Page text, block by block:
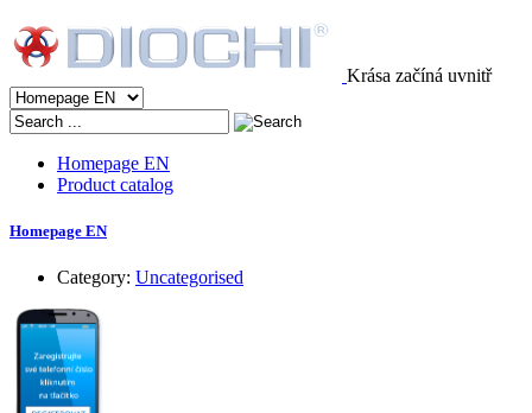
Krása začíná uvnitř
Homepage EN
Product catalog
Homepage EN
Category: Uncategorised